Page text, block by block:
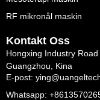
RF mikronål maskin
Kontakt Oss
Hongxing Industry
Guangzhou, Kina
E-post:
Whatsapp: